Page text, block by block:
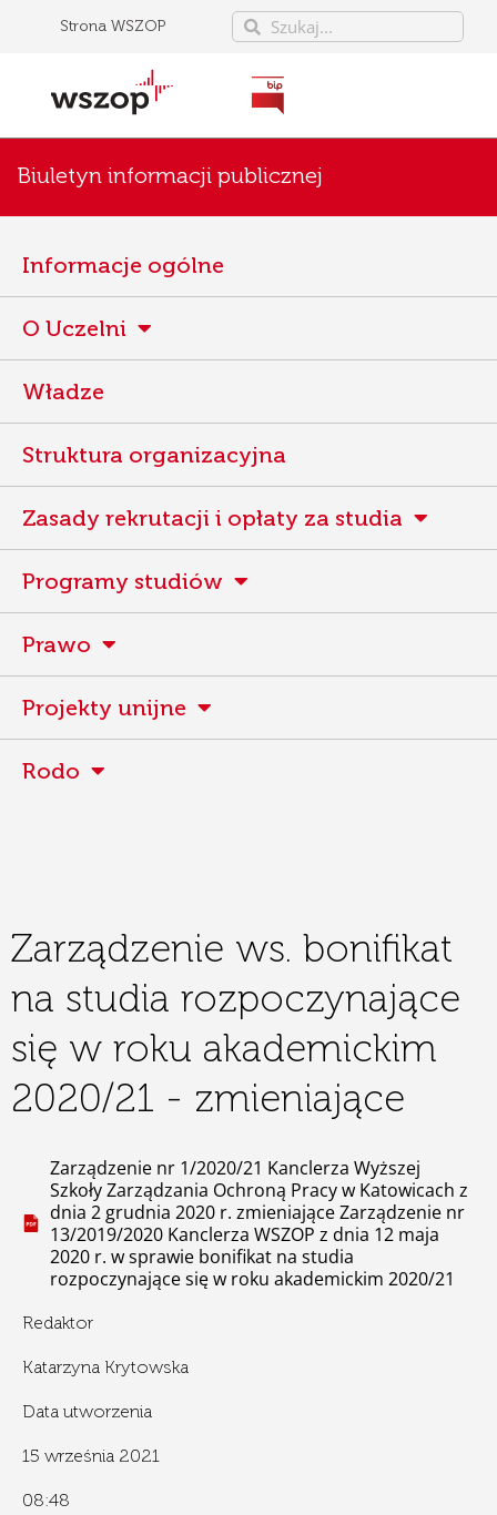
Strona WSZOP
Biuletyn informacji publicznej
Informacje ogólne
O Uczelni
Władze
Struktura organizacyjna
Zasady rekrutacji i opłaty za studia
Programy studiów
Prawo
Projekty unijne
Rodo
Zarządzenie ws. bonifikat
na studia rozpoczynające
się w roku akademickim
2020/21 - zmieniające
Zarządzenie nr 1/2020/21 Kanclerza Wyższej
Szkoły Zarządzania Ochroną Pracy w Katowicach z
dnia 2 grudnia 2020 r. zmieniające Zarządzenie nr
13/2019/2020 Kanclerza WSZOP z dnia 12 maja
2020 r. w sprawie bonifikat na studia
rozpoczynające się w roku akademickim 2020/21
Redaktor
Katarzyna Krytowska
Data utworzenia
15 września 2021
08:48